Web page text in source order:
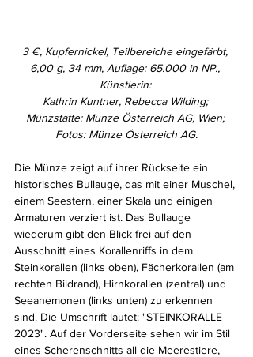
3 €, Kupfernickel, Teilbereiche eingefärbt,
6,00 g, 34 mm, Auflage: 65.000 in NP.,
Künstlerin:
Kathrin Kuntner, Rebecca Wilding;
Münzstätte: Münze Österreich AG, Wien;
Fotos: Münze Österreich AG.
Die Münze zeigt auf ihrer Rückseite ein
historisches Bullauge, das mit einer Muschel,
einem Seestern, einer Skala und einigen
Armaturen verziert ist. Das Bullauge
wiederum gibt den Blick frei auf den
Ausschnitt eines Korallenriffs in dem
Steinkorallen (links oben), Fächerkorallen (am
rechten Bildrand), Hirnkorallen (zentral) und
Seeanemonen (links unten) zu erkennen
sind. Die Umschrift lautet: "STEINKORALLE
2023". Auf der Vorderseite sehen wir im Stil
eines Scherenschnitts all die Meerestiere,